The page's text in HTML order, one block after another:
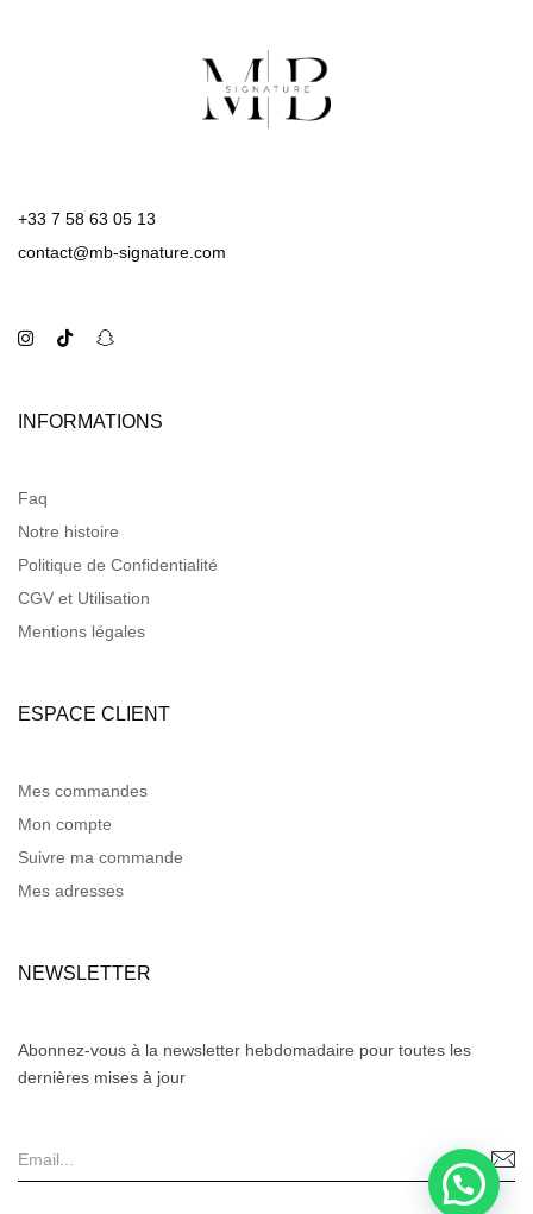
+33 7 58 63 05 13
contact@mb-signature.com
INFORMATIONS
Faq
Notre histoire
Politique de Confidentialité
CGV et Utilisation
Mentions légales
ESPACE CLIENT
Mes commandes
Mon compte
Suivre ma commande
Mes adresses
NEWSLETTER
Abonnez-vous à la newsletter hebdomadaire pour toutes les
dernières mises à jour